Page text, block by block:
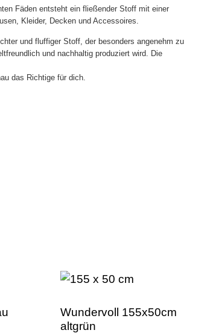
Fäden entsteht ein fließender Stoff mit einer
Kleider, Decken und Accessoires.
und fluffiger Stoff, der besonders angenehm zu
und nachhaltig produziert wird. Die
das Richtige für dich.
Wundervoll 155x50cm
altgrün